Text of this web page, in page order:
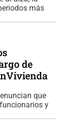
más
de
que
y